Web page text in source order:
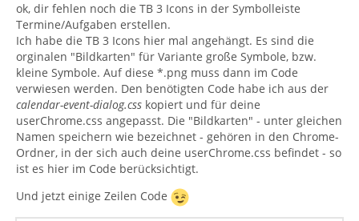
ok, dir fehlen noch die TB 3 Icons in der Symbolleiste
Termine/Aufgaben erstellen.
Ich habe die TB 3 Icons hier mal angehängt. Es sind die
orginalen "Bildkarten" für Variante große Symbole, bzw.
kleine Symbole. Auf diese *.png muss dann im Code
verwiesen werden. Den benötigten Code habe ich aus der
calendar-event-dialog.css kopiert und für deine
userChrome.css angepasst. Die "Bildkarten" - unter gleichen
Namen speichern wie bezeichnet - gehören in den Chrome-
Ordner, in der sich auch deine userChrome.css befindet - so
ist es hier im Code berücksichtigt.
Und jetzt einige Zeilen Code